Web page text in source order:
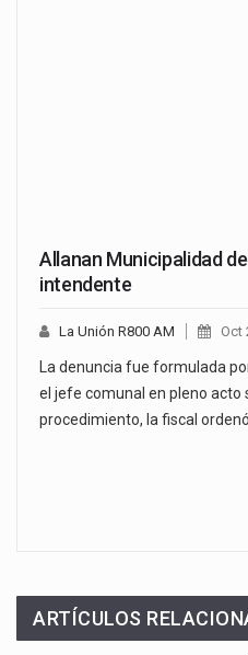
Allanan Municipalidad
intendente
La Unión R800 AM Oct
La denuncia fue formulada
el jefe comunal en pleno acto
procedimiento, la fiscal
ARTÍCULOS